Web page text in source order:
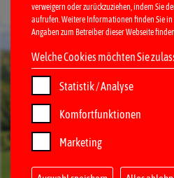
MENÜ
verweigern oder zurückzuziehen, indem Sie
aufrufen. Weitere Informationen finden Sie in
Angaben zum Betreiber dieser Webseite
Welche Cookies möchten Sie
Statistik / Analyse
Komfortfunktionen
Marketing